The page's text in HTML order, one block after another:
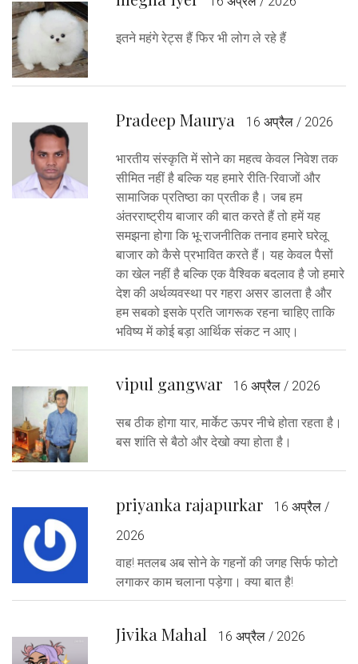
इतने महंगे रेट्स हैं फिर भी लोग ले रहे हैं
Pradeep Maurya 16 अप्रैल / 2026
भारतीय संस्कृति में सोने का महत्व केवल निवेश तक
सीमित नहीं है बल्कि यह हमारे रीति-रिवाजों और
सामाजिक प्रतिष्ठा का प्रतीक है। जब हम
अंतरराष्ट्रीय बाजार की बात करते हैं तो हमें यह
समझना होगा कि भू-राजनीतिक तनाव हमारे घरेलू
बाजार को कैसे प्रभावित करते हैं। यह केवल पैसों
का खेल नहीं है बल्कि एक वैश्विक बदलाव है जो हमारे
देश की अर्थव्यवस्था पर गहरा असर डालता है और
हम सबको इसके प्रति जागरूक रहना चाहिए ताकि
भविष्य में कोई बड़ा आर्थिक संकट न आए।
vipul gangwar 16 अप्रैल / 2026
सब ठीक होगा यार, मार्केट ऊपर नीचे होता रहता है।
बस शांति से बैठो और देखो क्या होता है।
priyanka rajapurkar
16 अप्रैल /
2026
वाह! मतलब अब सोने के गहनों की जगह सिर्फ फोटो
लगाकर काम चलाना पड़ेगा। क्या बात है!
Jivika Mahal 16 अप्रैल / 2026